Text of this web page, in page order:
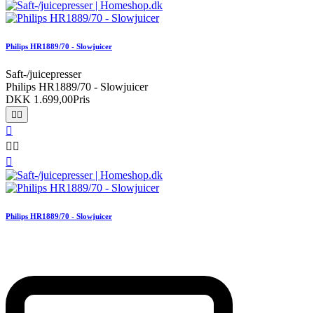
Philips HR1889/70 - Slowjuicer
Saft-/juicepresser
Philips HR1889/70 - Slowjuicer
DKK 1.699,00Pris
 

 

Philips HR1889/70 - Slowjuicer